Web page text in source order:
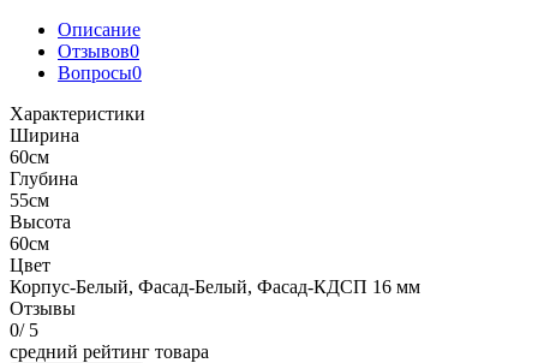
Описание
Отзывов0
Вопросы0
Характеристики
Ширина
60см
Глубина
55см
Высота
60см
Цвет
Корпус-Белый, Фасад-Белый, Фасад-КДСП 16 мм
Отзывы
0/ 5
средний рейтинг товара